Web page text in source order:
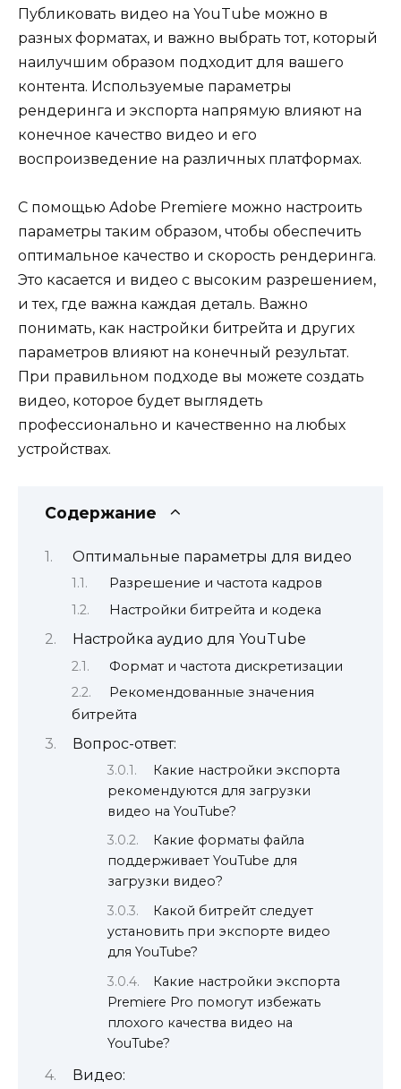
Публиковать видео на YouTube можно в
разных форматах, и важно выбрать тот, который
наилучшим образом подходит для вашего
контента. Используемые параметры
рендеринга и экспорта напрямую влияют на
конечное качество видео и его
воспроизведение на различных платформах.
С помощью Adobe Premiere можно настроить
параметры таким образом, чтобы обеспечить
оптимальное качество и скорость рендеринга.
Это касается и видео с высоким разрешением,
и тех, где важна каждая деталь. Важно
понимать, как настройки битрейта и других
параметров влияют на конечный результат.
При правильном подходе вы можете создать
видео, которое будет выглядеть
профессионально и качественно на любых
устройствах.
Содержание
Оптимальные параметры для видео
Разрешение и частота кадров
Настройки битрейта и кодека
Настройка аудио для YouTube
Формат и частота дискретизации
Рекомендованные значения
битрейта
Вопрос-ответ:
Какие настройки экспорта
рекомендуются для загрузки
видео на YouTube?
Какие форматы файла
поддерживает YouTube для
загрузки видео?
Какой битрейт следует
установить при экспорте видео
для YouTube?
Какие настройки экспорта
Premiere Pro помогут избежать
плохого качества видео на
YouTube?
Видео: